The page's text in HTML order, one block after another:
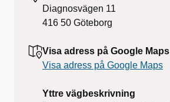
Diagnosvägen 11
416 50 Göteborg
Visa adress på Google Maps
Visa adress på Google Maps
Yttre vägbeskrivning